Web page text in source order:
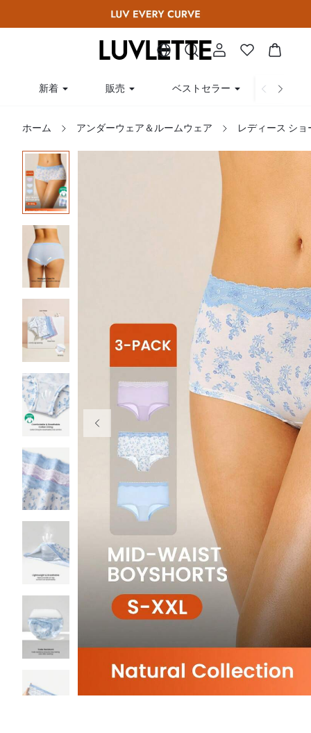
新着 販売 ベストセラー 曲線
ホーム アンダーウェア＆ルームウェア レディース ショ